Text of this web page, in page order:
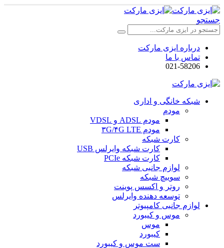
جستجو
درباره ایزی مارکت
تماس با ما
021-58206
شبکه خانگی و اداری
مودم
مودم ADSL و VDSL
مودم ۳G/۴G LTE
کارت شبکه
کارت شبکه وایرلس USB
کارت شبکه PCIe
لوازم جانبی شبکه
سوییچ شبکه
روتر و اکسس پوینت
توسعه دهنده وایرلس
لوازم جانبی کامپیوتر
موس و کیبورد
موس
کیبورد
ست موس و کیبورد